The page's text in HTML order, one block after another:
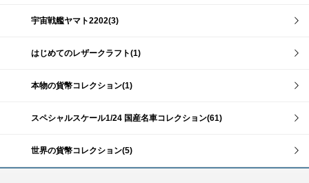
宇宙戦艦ヤマト2202(3)
はじめてのレザークラフト(1)
本物の貨幣コレクション(1)
スペシャルスケール1/24 国産名車コレクション(61)
世界の貨幣コレクション(5)